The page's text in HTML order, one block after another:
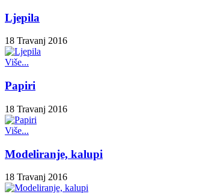
Ljepila
18 Travanj 2016
Više...
Papiri
18 Travanj 2016
Više...
Modeliranje, kalupi
18 Travanj 2016